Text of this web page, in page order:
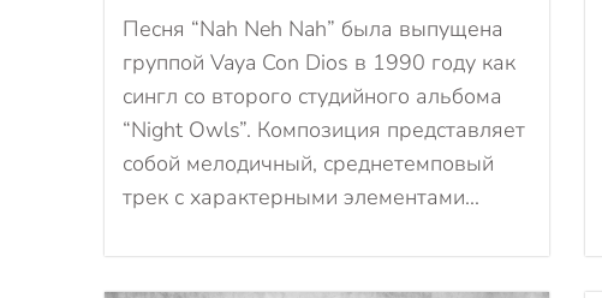
Песня “Nah Neh Nah” была выпущена
группой Vaya Con Dios в 1990 году как
сингл со второго студийного альбома
“Night Owls”. Композиция представляет
собой мелодичный, среднетемповый
трек с характерными элементами...